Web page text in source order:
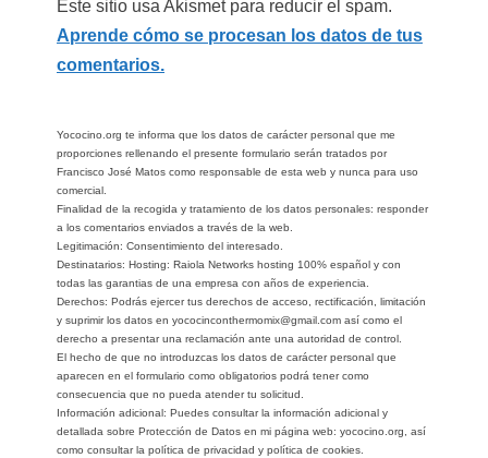
Este sitio usa Akismet para reducir el spam.
Aprende cómo se procesan los datos de tus
comentarios.
Yococino.org te informa que los datos de carácter personal que me
proporciones rellenando el presente formulario serán tratados por
Francisco José Matos como responsable de esta web y nunca para uso
comercial.
Finalidad de la recogida y tratamiento de los datos personales: responder
a los comentarios enviados a través de la web.
Legitimación: Consentimiento del interesado.
Destinatarios: Hosting: Raiola Networks hosting 100% español y con
todas las garantias de una empresa con años de experiencia.
Derechos: Podrás ejercer tus derechos de acceso, rectificación, limitación
y suprimir los datos en yococinconthermomix@gmail.com así como el
derecho a presentar una reclamación ante una autoridad de control.
El hecho de que no introduzcas los datos de carácter personal que
aparecen en el formulario como obligatorios podrá tener como
consecuencia que no pueda atender tu solicitud.
Información adicional: Puedes consultar la información adicional y
detallada sobre Protección de Datos en mi página web: yococino.org, así
como consultar la política de privacidad y política de cookies.